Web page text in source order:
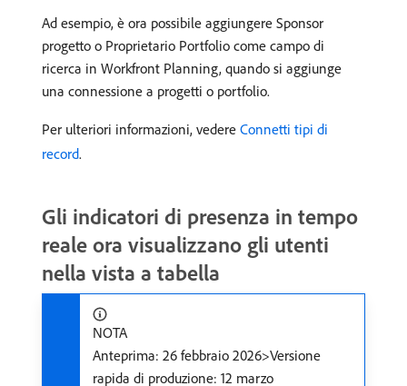
Ad esempio, è ora possibile aggiungere Sponsor
progetto o Proprietario Portfolio come campo di
ricerca in Workfront Planning, quando si aggiunge
una connessione a progetti o portfolio.
Per ulteriori informazioni, vedere Connetti tipi di
record.
Gli indicatori di presenza in tempo
reale ora visualizzano gli utenti
nella vista a tabella
NOTA
Anteprima: 26 febbraio 2026>Versione
rapida di produzione: 12 marzo